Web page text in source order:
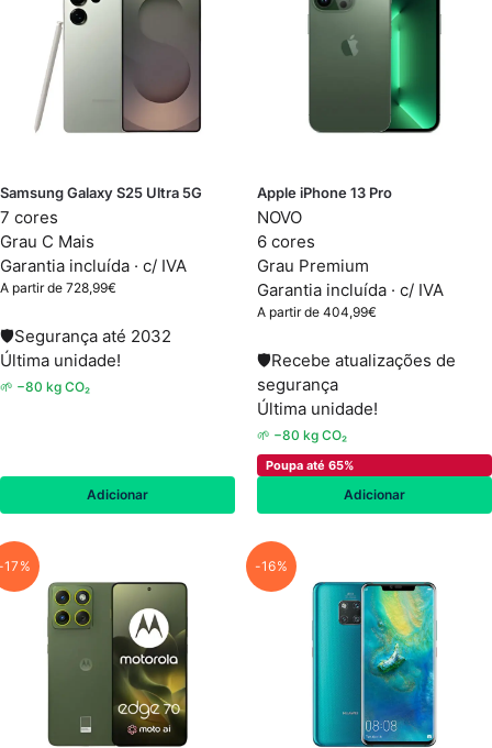
Samsung Galaxy S25 Ultra 5G
7 cores
Grau C Mais
Garantia incluída · c/ IVA
A partir de 728,99€
🛡Segurança até 2032
Última unidade!
🌱 −80 kg CO₂
Adicionar
Apple iPhone 13 Pro
NOVO
6 cores
Grau Premium
Garantia incluída · c/ IVA
A partir de 404,99€
🛡Recebe atualizações de
segurança
Última unidade!
🌱 −80 kg CO₂
Poupa até 65%
Adicionar
-16%